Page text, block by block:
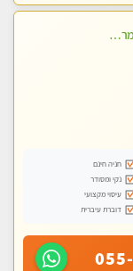
לעיסוי מפנק, משחרר, מרגיע, טנטרה, עיסוי שבדי מקצועי ללא שירותי מין
חניה חינם
נקי ומסודר
עיסוי מקצועי
דוברת עיברית